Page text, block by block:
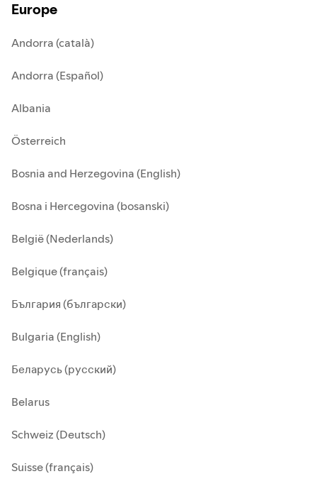
Europe
Andorra (català)
Andorra (Español)
Albania
Österreich
Bosnia and Herzegovina (English)
Bosna i Hercegovina (bosanski)
België (Nederlands)
Belgique (français)
България (български)
Bulgaria (English)
Беларусь (русский)
Belarus
Schweiz (Deutsch)
Suisse (français)